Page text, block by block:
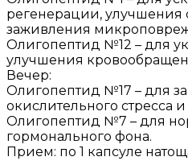
регенерации, улучшения
заживления
Олигопептид №12 – для
улучшения
Вечер:
Олигопептид №17 – для
окислительного стресса
Олигопептид №7 – для
гормонального фона.
Прием: по 1 капсуле